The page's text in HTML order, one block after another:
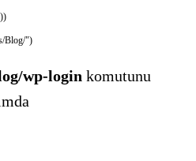
))
Blog/")
wp-login komutunu